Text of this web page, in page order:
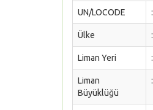
UN/LOCODE :
Ülke :
Liman Yeri :
Liman
Büyüklüğü
: